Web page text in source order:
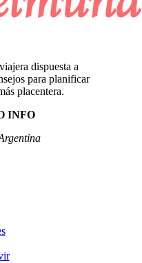
dispuesta a
para planificar
placentera.
INFO